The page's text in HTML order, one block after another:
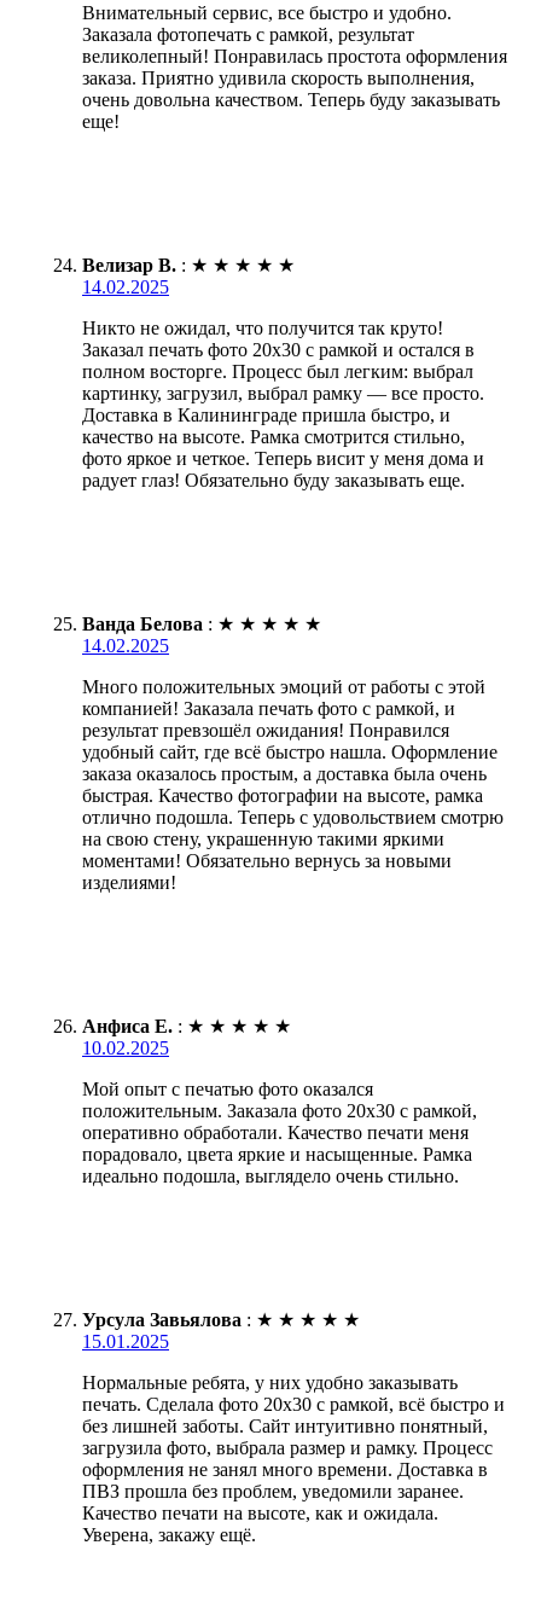
Внимательный сервис, все быстро и удобно.
Заказала фотопечать с рамкой, результат
великолепный! Понравилась простота оформления
заказа. Приятно удивила скорость выполнения,
очень довольна качеством. Теперь буду заказывать
еще!
Велизар В. : ★ ★ ★ ★ ★
14.02.2025
Никто не ожидал, что получится так круто!
Заказал печать фото 20х30 с рамкой и остался в
полном восторге. Процесс был легким: выбрал
картинку, загрузил, выбрал рамку — все просто.
Доставка в Калининграде пришла быстро, и
качество на высоте. Рамка смотрится стильно,
фото яркое и четкое. Теперь висит у меня дома и
радует глаз! Обязательно буду заказывать еще.
Ванда Белова : ★ ★ ★ ★ ★
14.02.2025
Много положительных эмоций от работы с этой
компанией! Заказала печать фото с рамкой, и
результат превзошёл ожидания! Понравился
удобный сайт, где всё быстро нашла. Оформление
заказа оказалось простым, а доставка была очень
быстрая. Качество фотографии на высоте, рамка
отлично подошла. Теперь с удовольствием смотрю
на свою стену, украшенную такими яркими
моментами! Обязательно вернусь за новыми
изделиями!
Анфиса Е. : ★ ★ ★ ★ ★
10.02.2025
Мой опыт с печатью фото оказался
положительным. Заказала фото 20х30 с рамкой,
оперативно обработали. Качество печати меня
порадовало, цвета яркие и насыщенные. Рамка
идеально подошла, выглядело очень стильно.
Урсула Завьялова : ★ ★ ★ ★ ★
15.01.2025
Нормальные ребята, у них удобно заказывать
печать. Сделала фото 20х30 с рамкой, всё быстро и
без лишней заботы. Сайт интуитивно понятный,
загрузила фото, выбрала размер и рамку. Процесс
оформления не занял много времени. Доставка в
ПВЗ прошла без проблем, уведомили заранее.
Качество печати на высоте, как и ожидала.
Уверена, закажу ещё.